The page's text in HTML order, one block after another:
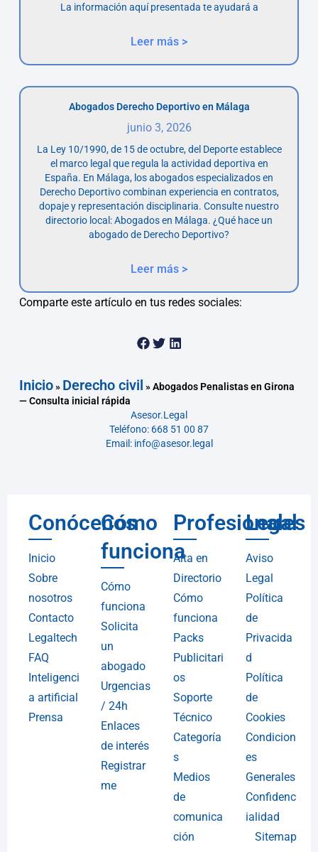
La información aquí presentada te ayudará a
Leer más >
Abogados Derecho Deportivo en Málaga
junio 3, 2026
La Ley 10/1990, de 15 de octubre, del Deporte establece
el marco legal que regula la actividad deportiva en
España. En Málaga, los abogados especializados en
Derecho Deportivo combinan experiencia en contratos,
dopaje y representación disciplinaria. Consulte nuestro
directorio local: Abogados en Málaga. ¿Qué hace un
abogado de Derecho Deportivo?
Leer más >
Comparte este artículo en tus redes sociales:
Inicio» Derecho civil »Abogados Penalistas en Girona
— Consulta inicial rápida
Asesor.Legal
Teléfono: 668 51 00 87
Email: info@asesor.legal
Conócenos
Inicio
Sobre
nosotros
Contacto
Legaltech
FAQ
Inteligenci
a artificial
Prensa
Cómo
funciona
Cómo
funciona
Solicita
un
abogado
Urgencias
/ 24h
Enlaces
de interés
Registrar
me
Profesionales
Alta en
Directorio
Cómo
funciona
Packs
Publicitari
os
Soporte
Técnico
Categoría
s
Medios
de
comunica
ción
Legal
Aviso
Legal
Política
de
Privacida
d
Política
de
Cookies
Condicion
es
Generales
Confidenc
ialidad
Sitemap